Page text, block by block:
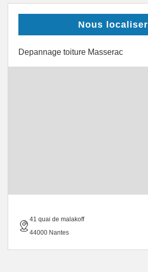
Nous localiser
Depannage toiture Masserac
41 quai de malakoff
44000 Nantes